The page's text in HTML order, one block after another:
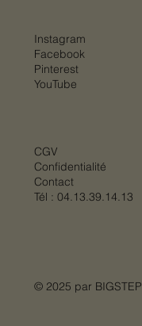
CGV
Confidentialité
Contact
Tél : 04.13.39.14.13
Instagram
Facebook
Pinterest
YouTube
© 2025 par BIGSTEP